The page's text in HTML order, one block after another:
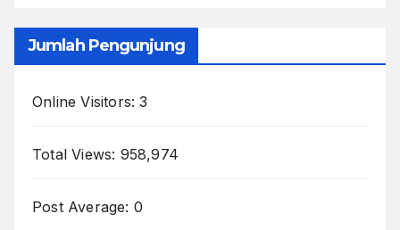
Jumlah Pengunjung
Online Visitors:3
Total Views: 958,974
Post Average: 0